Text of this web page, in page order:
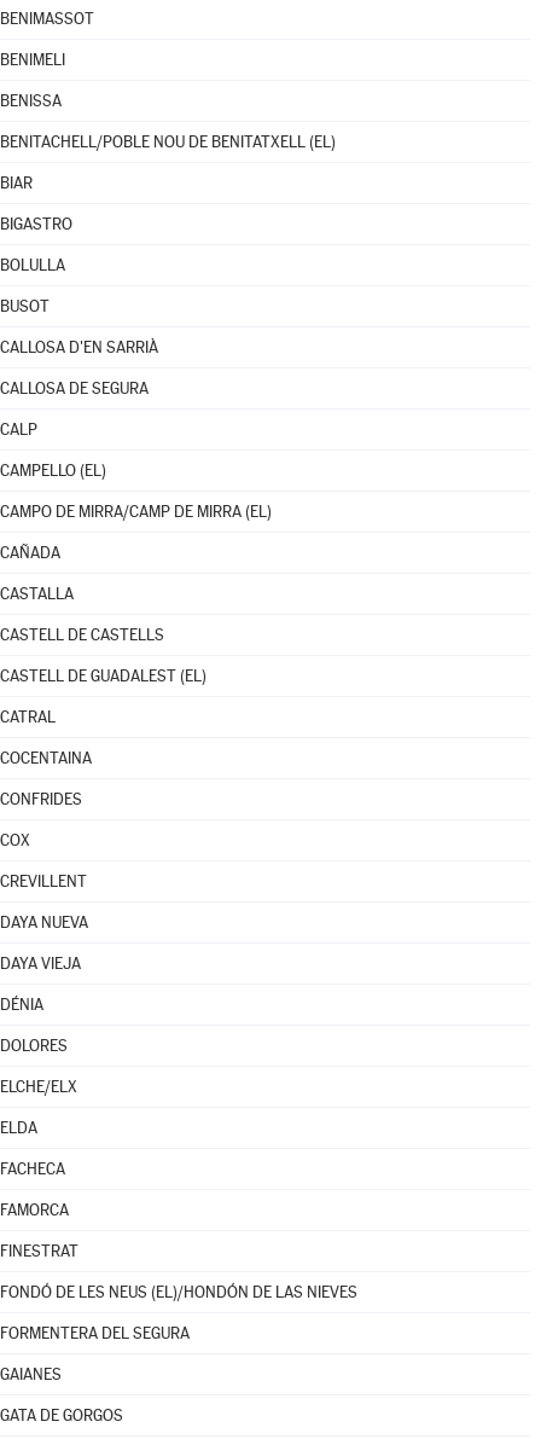
BENIMASSOT
BENIMELI
BENISSA
BENITACHELL/POBLE NOU DE BENITATXELL (EL)
BIAR
BIGASTRO
BOLULLA
BUSOT
CALLOSA D'EN SARRIÀ
CALLOSA DE SEGURA
CALP
CAMPELLO (EL)
CAMPO DE MIRRA/CAMP DE MIRRA (EL)
CAÑADA
CASTALLA
CASTELL DE CASTELLS
CASTELL DE GUADALEST (EL)
CATRAL
COCENTAINA
CONFRIDES
COX
CREVILLENT
DAYA NUEVA
DAYA VIEJA
DÉNIA
DOLORES
ELCHE/ELX
ELDA
FACHECA
FAMORCA
FINESTRAT
FONDÓ DE LES NEUS (EL)/HONDÓN DE LAS NIEVES
FORMENTERA DEL SEGURA
GAIANES
GATA DE GORGOS